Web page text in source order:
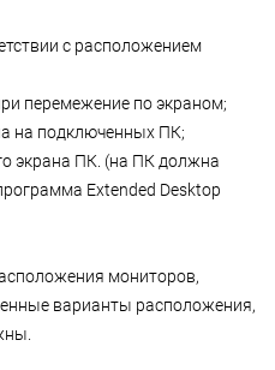
с расположением
перемежение по экраном;
на подключенных ПК;
экрана ПК. (на ПК должна
Extended Desktop
мониторов,
варианты расположения,